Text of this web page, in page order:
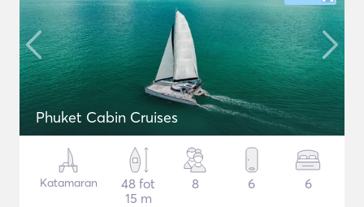
Phuket Cabin Cruises
Katamaran
48 fot
15 m
8 6 6